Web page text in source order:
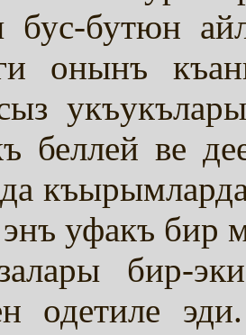
бутюн
онынъ
беллей ве
уфакъ бир
бир-
одетиле